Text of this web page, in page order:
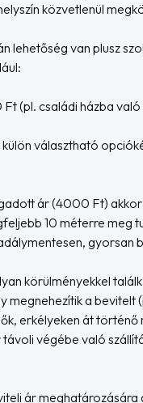
közvetlenül
lehetőség van plusz
(pl. családi házba
külön választható
ár (4000 Ft) akkor
10 méterre meg
gyorsan
körülményekkel
megnehezítik a bevitelt
erkélyeken át történő
távoli végébe való
ár meghatározására